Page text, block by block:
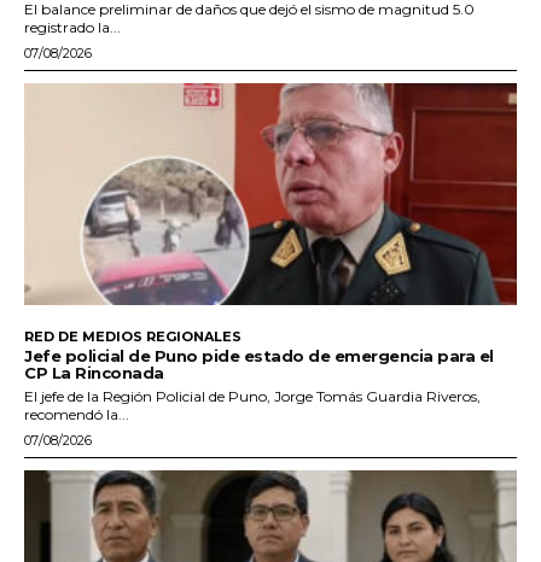
El balance preliminar de daños que dejó el sismo de magnitud 5.0
registrado la...
07/08/2026
RED DE MEDIOS REGIONALES
Jefe policial de Puno pide estado de emergencia para el
CP La Rinconada
El jefe de la Región Policial de Puno, Jorge Tomás Guardia Riveros,
recomendó la...
07/08/2026